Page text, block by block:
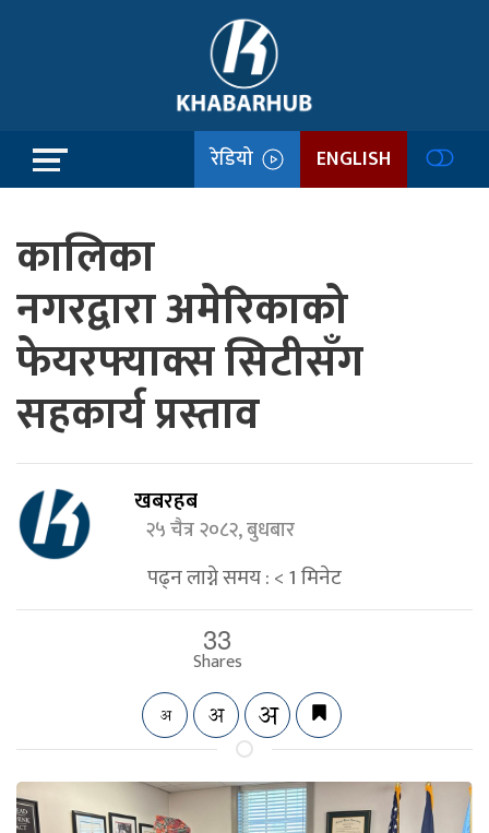
रेडियो ENGLISH
कालिका
नगरद्वारा अमेरिकाको
फेयरफ्याक्स सिटीसँग
सहकार्य प्रस्ताव
खबरहब
२५ चैत्र २०८२, बुधबार
पढ्न लाग्ने समय :< 1मिनेट
33
Shares